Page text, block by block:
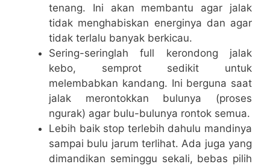
tenang. Ini akan membantu agar jalak
tidak menghabiskan energinya dan agar
tidak terlalu banyak berkicau.
Sering-seringlah full kerondong jalak
kebo, semprot sedikit untuk
melembabkan kandang. Ini berguna saat
jalak merontokkan bulunya (proses
ngurak) agar bulu-bulunya rontok semua.
Lebih baik stop terlebih dahulu mandinya
sampai bulu jarum terlihat. Ada juga yang
dimandikan seminggu sekali, bebas pilih